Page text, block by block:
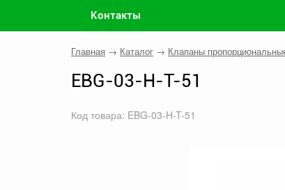
Контакты
Главная → Каталог → Клапаны
EBG-03-H-T-51
Код товара: EBG-03-H-T-51